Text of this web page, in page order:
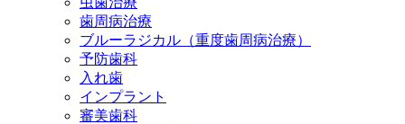
歯周病治療
ブルーラジカル（重度歯周病治療）
予防歯科
入れ歯
インプラント
審美歯科